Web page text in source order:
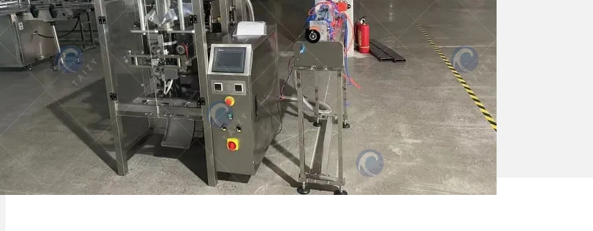
Cet article se concentre sur les facteurs
qui influent sur le prix de l'emballage
liquide automatique…